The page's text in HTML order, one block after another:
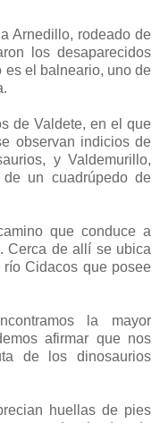
Arnedillo, rodeado de
los desaparecidos
es el balneario, uno de
de Valdete, en el que
observan indicios de
y Valdemurillo,
de un cuadrúpedo de
que conduce a
Cerca de allí se ubica
Cidacos que posee
la mayor
afirmar que nos
de los dinosaurios
huellas de pies